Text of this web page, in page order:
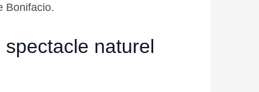
Bonifacio.
naturel